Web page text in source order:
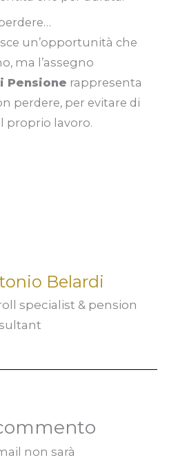
un’opportunità che
ma l’assegno
Pensione rappresenta
perdere, per evitare di
proprio lavoro.
Belardi
specialist & pension
non sarà